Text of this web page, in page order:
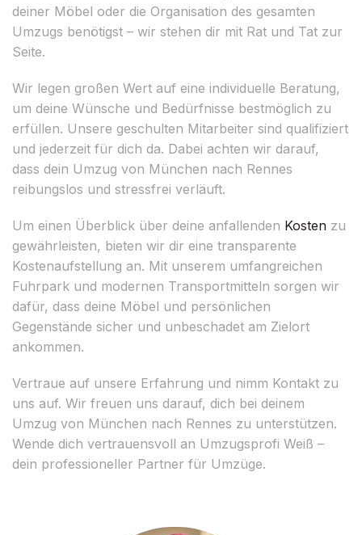
deiner Möbel oder die Organisation des gesamten
Umzugs benötigst – wir stehen dir mit Rat und Tat zur
Seite.
Wir legen großen Wert auf eine individuelle Beratung,
um deine Wünsche und Bedürfnisse bestmöglich zu
erfüllen. Unsere geschulten Mitarbeiter sind qualifiziert
und jederzeit für dich da. Dabei achten wir darauf,
dass dein Umzug von München nach Rennes
reibungslos und stressfrei verläuft.
Um einen Überblick über deine anfallenden Kosten zu
gewährleisten, bieten wir dir eine transparente
Kostenaufstellung an. Mit unserem umfangreichen
Fuhrpark und modernen Transportmitteln sorgen wir
dafür, dass deine Möbel und persönlichen
Gegenstände sicher und unbeschadet am Zielort
ankommen.
Vertraue auf unsere Erfahrung und nimm Kontakt zu
uns auf. Wir freuen uns darauf, dich bei deinem
Umzug von München nach Rennes zu unterstützen.
Wende dich vertrauensvoll an Umzugsprofi Weiß –
dein professioneller Partner für Umzüge.